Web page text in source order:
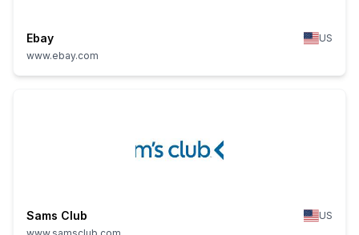
Ebay
US
www.ebay.com
Sams Club
US